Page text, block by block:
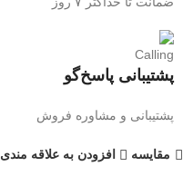
پشتیبانی پاسخ‌گو
پشتیبانی و مشاوره فروش
مقایسه افزودن به علاقه مندی